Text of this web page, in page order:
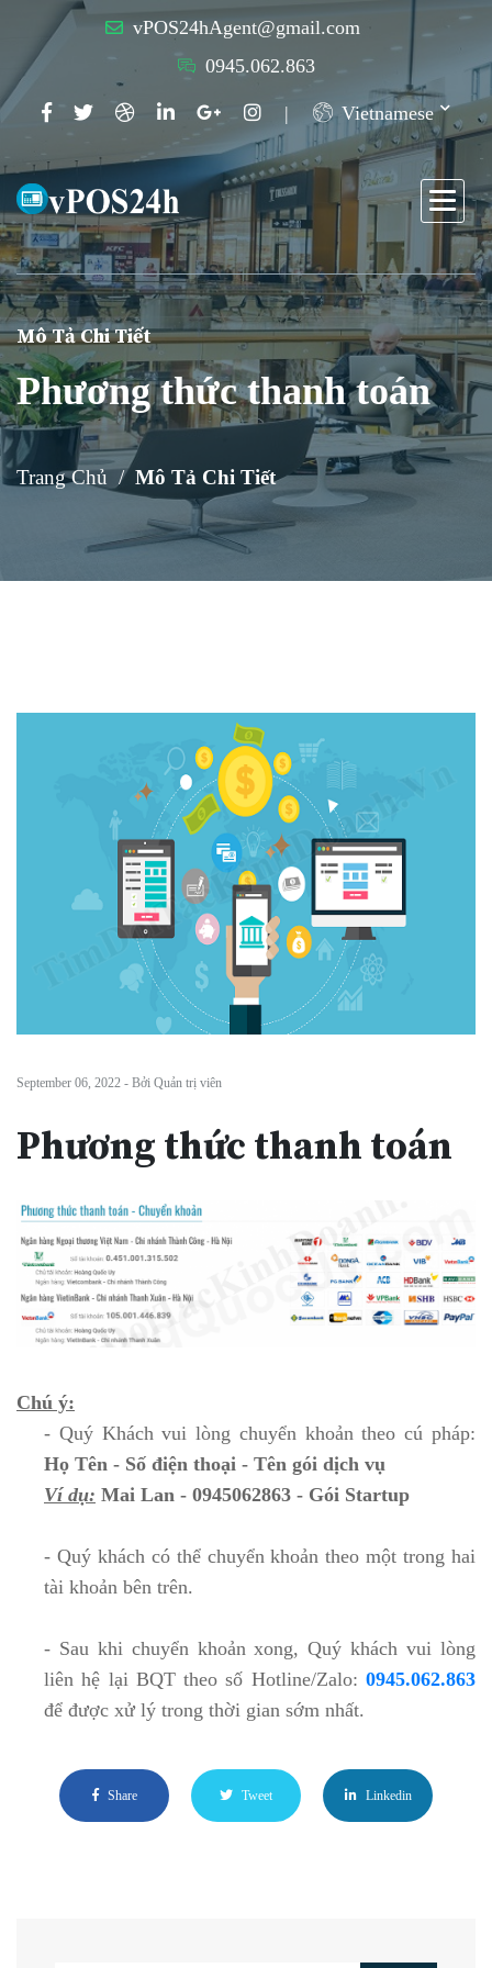
vPOS24hAgent@gmail.com
0945.062.863
Vietnamese
Mô Tả Chi Tiết
Phương thức thanh toán
Trang Chủ Mô Tả Chi Tiết
September 06, 2022 - Bởi Quản trị viên
Phương thức thanh toán
Chú ý:
- Quý Khách vui lòng chuyển khoản theo cú pháp:
Họ Tên - Số điện thoại - Tên gói dịch vụ
Ví dụ: Mai Lan - 0945062863 - Gói Startup
- Quý khách có thể chuyển khoản theo một trong hai
tài khoản bên trên.
- Sau khi chuyển khoản xong, Quý khách vui lòng
liên hệ lại BQT theo số Hotline/Zalo: 0945.062.863
để được xử lý trong thời gian sớm nhất.
Share Tweet Linkedin